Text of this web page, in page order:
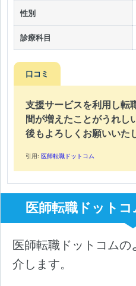
性別
診療科目
口コミ
支援サービスを利用し転
間が増えたことがうれし
後もよろしくお願いいた
引用:医師転職ドットコム
医師転職ドット
医師転職ドットコム
介します。